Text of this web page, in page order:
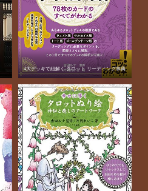
4大デッキで紐解く タロット リーディング事典